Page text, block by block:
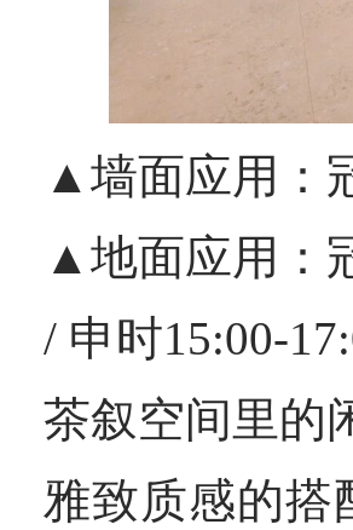
▲墙面应用：
▲地面应用：
/ 申时15:00-
茶叙空间里的
雅致质感的搭